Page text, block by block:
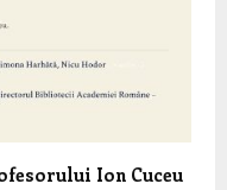
Ion Cuceu